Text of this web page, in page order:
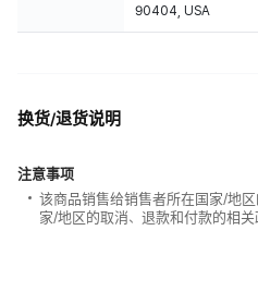
90404, USA
换货/退货说明
注意事项
该商品销售给销售者所在国家/地
家/地区的取消、退款和付款的相关